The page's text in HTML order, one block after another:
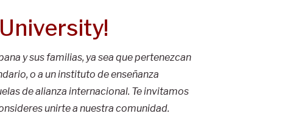
y sus familias, ya sea que pertenezcan
o a un instituto de enseñanza
de alianza internacional. Te invitamos
unirte a nuestra comunidad.